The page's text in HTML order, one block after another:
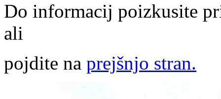
Do informacij poizkusite
ali
pojdite na prejšnjo stran.